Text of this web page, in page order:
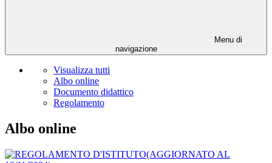
Menu di
navigazione
Visualizza tutti
Albo online
Documento didattico
Regolamento
Albo online